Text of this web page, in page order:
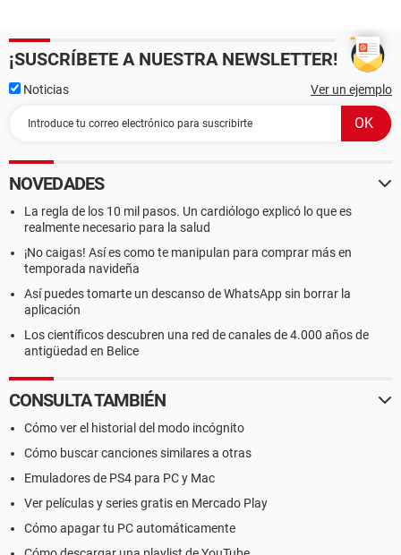
¡SUSCRÍBETE A NUESTRA NEWSLETTER!
Noticias Ver un ejemplo
NOVEDADES
La regla de los 10 mil pasos. Un cardiólogo explicó lo que es
realmente necesario para la salud
¡No caigas! Así es como te manipulan para comprar más en
temporada navideña
Así puedes tomarte un descanso de WhatsApp sin borrar la
aplicación
Los científicos descubren una red de canales de 4.000 años de
antigüedad en Belice
CONSULTA TAMBIÉN
Cómo ver el historial del modo incógnito
Cómo buscar canciones similares a otras
Emuladores de PS4 para PC y Mac
Ver películas y series gratis en Mercado Play
Cómo apagar tu PC automáticamente